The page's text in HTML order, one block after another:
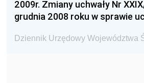
2009r. Zmiany uchwały Nr
grudnia 2008 roku w sprawie